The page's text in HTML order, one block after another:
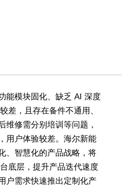
能模块固化、缺乏 AI 深度
差，且存在备件不通用、
维修需分别培训等问题，
用户体验较差。海尔新能
、智慧化的产品战略，将
底层，提升产品迭代速度
户需求快速推出定制化产